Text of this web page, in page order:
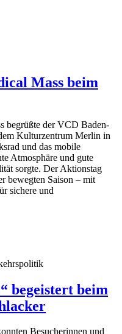
Mass beim
begrüßte der VCD Baden-
Kulturzentrum Merlin in
und das mobile
Atmosphäre und gute
sorgte. Der Aktionstag
bewegten Saison – mit
sichere und
begeistert beim
Besucherinnen und